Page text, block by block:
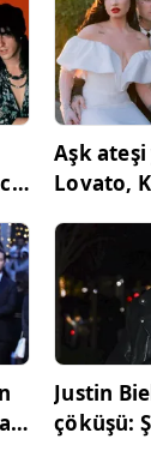
Aşk ateşi
Lovato,
Justin
çöküşü: